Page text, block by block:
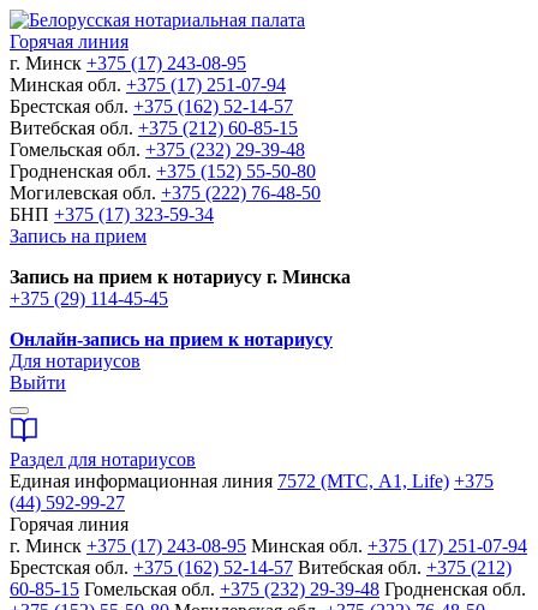
Горячая линия
г. Минск +375 (17) 243-08-95
Минская обл. +375 (17) 251-07-94
Брестская обл. +375 (162) 52-14-57
Витебская обл. +375 (212) 60-85-15
Гомельская обл. +375 (232) 29-39-48
Гродненская обл. +375 (152) 55-50-80
Могилевская обл. +375 (222) 76-48-50
БНП +375 (17) 323-59-34
Запись на прием
Запись на прием к нотариусу г. Минска
+375 (29) 114-45-45
Онлайн-запись на прием к нотариусу
Для нотариусов
Выйти
Раздел для нотариусов
Единая информационная линия 7572 (МТС, A1, Life) +375
(44) 592-99-27
Горячая линия
г. Минск +375 (17) 243-08-95 Минская обл. +375 (17) 251-07-94
Брестская обл. +375 (162) 52-14-57 Витебская обл. +375 (212)
60-85-15 Гомельская обл. +375 (232) 29-39-48 Гродненская обл.